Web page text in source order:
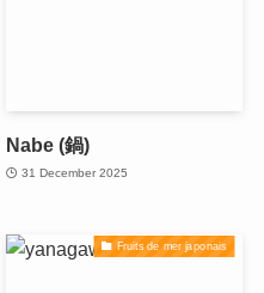
Nabe (鍋)
31 December 2025
Fruits de mer japonais